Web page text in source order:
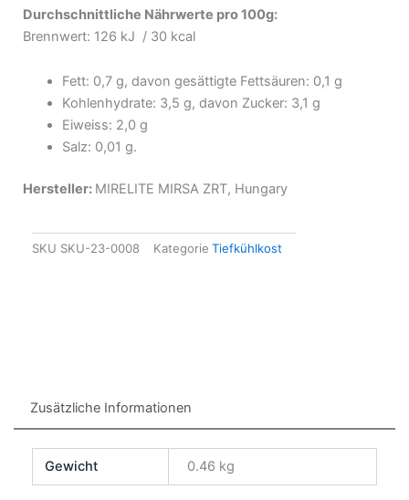
Durchschnittliche Nährwerte pro 100g:
Brennwert: 126 kJ / 30 kcal
Fett: 0,7 g, davon gesättigte Fettsäuren: 0,1 g
Kohlenhydrate: 3,5 g, davon Zucker: 3,1 g
Eiweiss: 2,0 g
Salz: 0,01 g.
Hersteller: MIRELITE MIRSA ZRT, Hungary
SKU SKU-23-0008 Kategorie Tiefkühlkost
Zusätzliche Informationen
Gewicht 0.46 kg